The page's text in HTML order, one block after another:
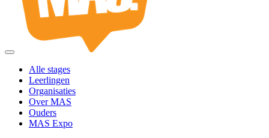
Alle stages
Leerlingen
Organisaties
Over MAS
Ouders
MAS Expo